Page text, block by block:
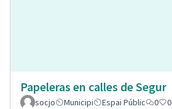
Papeleras en calles de Segur
socjo
Municipi Espai Públic 0 0